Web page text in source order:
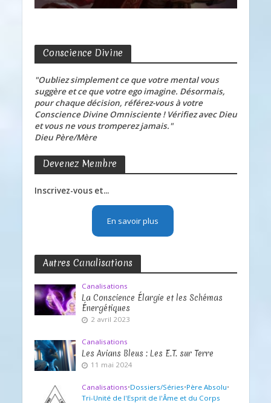
Conscience Divine
"Oubliez simplement ce que votre mental vous
suggère et ce que votre ego imagine. Désormais,
pour chaque décision, référez-vous à votre
Conscience Divine Omnisciente ! Vérifiez avec Dieu
et vous ne vous tromperez jamais."
Dieu Père/Mère
Devenez Membre
Inscrivez-vous et...
En savoir plus
Autres Canalisations
Canalisations
La Conscience Élargie et les Schémas
Énergétiques
2 avril 2023
Canalisations
Les Avians Bleus : Les E.T. sur Terre
11 mai 2024
Canalisations•Dossiers/Séries•Père Absolu•
Tri-Unité de l'Esprit de l'Âme et du Corps